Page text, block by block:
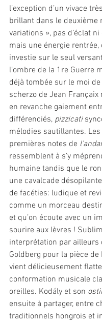
l’exception d’un vivace
brillant dans le deuxième
variations », pas d’éclat ni
mais une énergie
investie sur le seul
l’ombre de la 1re Guerre
déjà tombée sur le moi de
scherzo de Jean Françaix
en revanche gaiement
différenciés, pizzicati
mélodies sautillantes.
premières notes de
ressemblent à s’y
humaine tandis que le
une cavalcade
de facéties: ludique et
comme un morceau
et qu’on écoute avec un
sourire aux lèvres !
interprétation par ailleurs
Goldberg pour la pièce de
vient délicieusement
conformation musicale
oreilles. Kodály et son
ensuite à partager, entre
traditionnels hongrois et